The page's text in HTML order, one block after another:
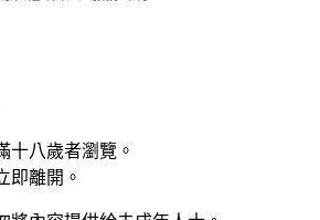
十八歲者瀏覽。
即離開。